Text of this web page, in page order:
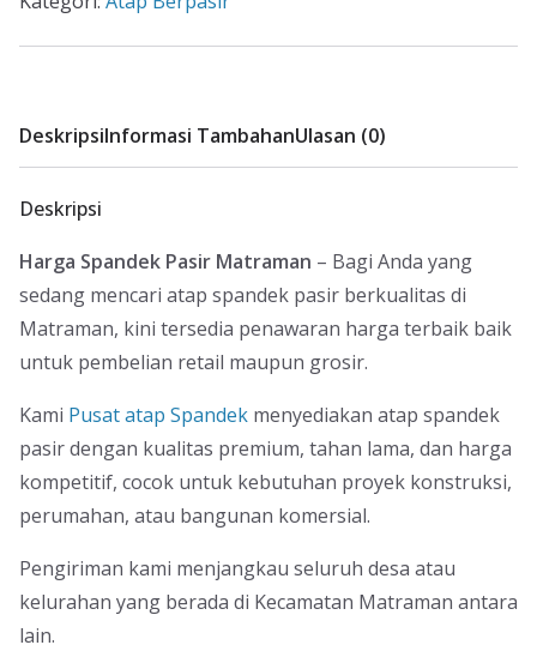
DeskripsiInformasi TambahanUlasan (0)
Deskripsi
Harga Spandek Pasir Matraman – Bagi Anda yang
sedang mencari atap spandek pasir berkualitas di
Matraman, kini tersedia penawaran harga terbaik baik
untuk pembelian retail maupun grosir.
Kami Pusat atap Spandek menyediakan atap spandek
pasir dengan kualitas premium, tahan lama, dan harga
kompetitif, cocok untuk kebutuhan proyek konstruksi,
perumahan, atau bangunan komersial.
Pengiriman kami menjangkau seluruh desa atau
kelurahan yang berada di Kecamatan Matraman antara
lain.